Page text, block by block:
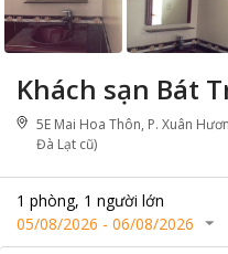
Khách sạn Bát
5E Mai Hoa Thôn, P. Xuân
Đà Lạt cũ)
1 phòng, 1 người lớn
05/08/2026 - 06/08/2026